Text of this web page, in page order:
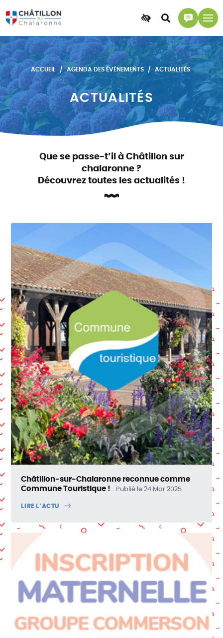
Accessibilité
Accéder
à
la
recherche
Accéder
à
la
page
contact
ACCUEIL AGENDA DES ÉVÈNEMENTS ACTUALITÉS
ACTUALITÉS
Que se passe-t’il à Châtillon sur
chalaronne ?
Découvrez toutes les actualités !
Châtillon-sur-Chalaronne reconnue comme
Commune Touristique !
Publié le 24 Mar 2025
LIRE L’ACTU